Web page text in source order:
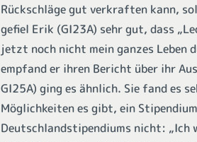
Rückschläge gut verkraften kann,
gefiel Erik (GI23A) sehr gut, dass
jetzt noch nicht mein ganzes Leben
empfand er ihren Bericht über ihr
GI25A) ging es ähnlich. Sie fand es
Möglichkeiten es gibt, ein
Deutschlandstipendiums nicht: